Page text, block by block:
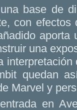
base de
con
aporta
una
interpretación
quedan
Marvel y
en